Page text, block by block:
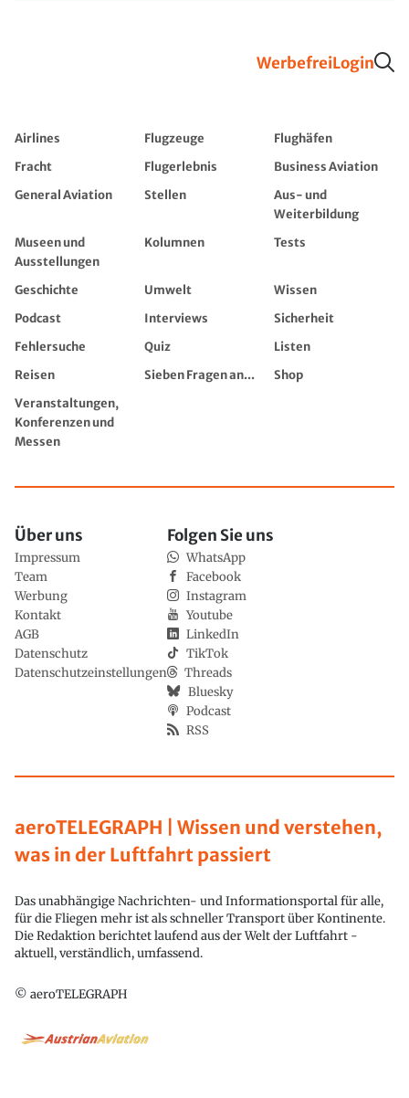
WerbefreiLogin
Airlines Flugzeuge
Flughäfen
Fracht
Flugerlebnis
Business Aviation
General Aviation
Stellen
Aus- und
Weiterbildung
Museen und
Ausstellungen
Kolumnen Tests
Geschichte Umwelt
Wissen
Podcast
Interviews
Sicherheit
Fehlersuche
Quiz
Listen
Reisen
Sieben Fragen an...
Shop
Veranstaltungen,
Konferenzen und
Messen
aeroTELEGRAPH | Wissen und verstehen,
was in der Luftfahrt passiert
Das unabhängige Nachrichten- und Informationsportal für alle,
für die Fliegen mehr ist als schneller Transport über Kontinente.
Die Redaktion berichtet laufend aus der Welt der Luftfahrt -
aktuell, verständlich, umfassend.
© aeroTELEGRAPH
Über uns
Impressum
Team
Werbung
Kontakt
AGB
Datenschutz
Datenschutzeinstellungen
Folgen Sie uns
WhatsApp
Facebook
Instagram
Youtube
LinkedIn
TikTok
Threads
Bluesky
Podcast
RSS